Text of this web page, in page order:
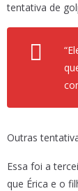
tentativa de
Outras
Essa foi a
que Érica e o